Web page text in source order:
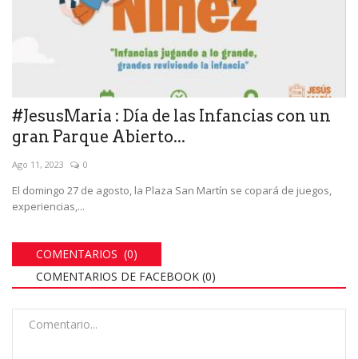
#JesusMaria : Día de las Infancias con un
gran Parque Abierto...
Ago 11, 2023 0
El domingo 27 de agosto, la Plaza San Martín se copará de juegos,
experiencias,...
COMENTARIOS (0)
COMENTARIOS DE FACEBOOK (0)